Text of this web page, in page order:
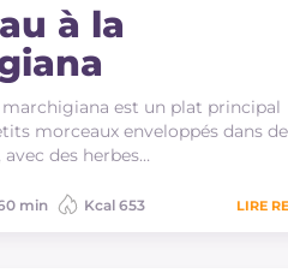
à la
marchigiana est un plat principal
morceaux enveloppés dans
des herbes…
min Kcal 653 LIRE